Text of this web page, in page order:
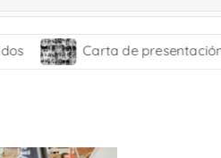
Carta de presentación